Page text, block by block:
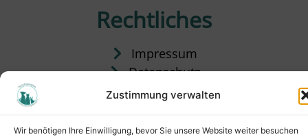
Zustimmung verwalten
Wir benötigen Ihre Einwilligung, bevor Sie unsere Website weiter besuchen
Rechtliches
Impressum
Datenschutz
Satzung